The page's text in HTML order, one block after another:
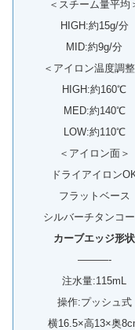
＜スチーム量平均
HIGH:約15g/分
MID:約9g/分
＜アイロン温度調整
HIGH:約160℃
MED:約140℃
LOW:約110℃
＜アイロン面＞
ドライアイロン
フラットベース
シルバーチタンコー
カーブエッジ形状
———-
注水量:115mL
操作:プッシュ式
横16.5×高13×奥